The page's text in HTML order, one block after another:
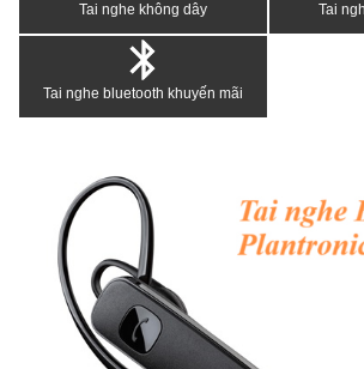
Tai nghe không dây Tai
Tai nghe bluetooth khuyến mãi